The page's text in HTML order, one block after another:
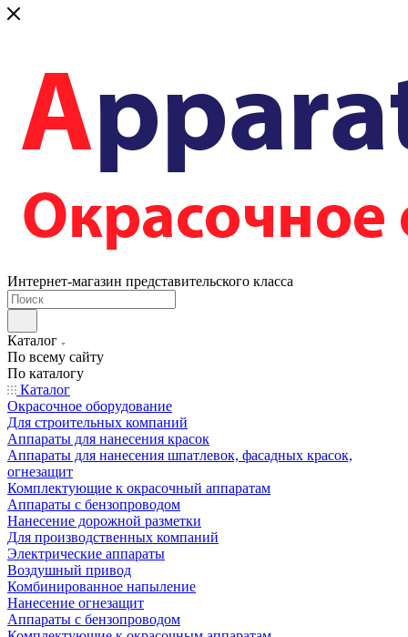
Интернет-магазин представительского класса
Каталог
По всему сайту
По каталогу
Каталог
Окрасочное оборудование
Для строительных компаний
Аппараты для нанесения красок
Аппараты для нанесения шпатлевок, фасадных красок,
огнезащит
Комплектующие к окрасочный аппаратам
Аппараты с бензопроводом
Нанесение дорожной разметки
Для производственных компаний
Электрические аппараты
Воздушный привод
Комбинированное напыление
Нанесение огнезащит
Аппараты с бензопроводом